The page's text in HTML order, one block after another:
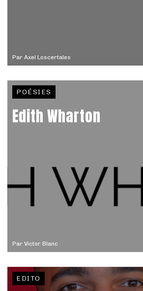
Par Axel Loscertales
Par Victor Blanc
POÉSIES
Edith Wharton
EDITO